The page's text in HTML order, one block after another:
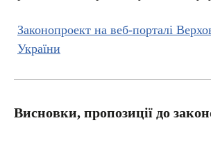
Законопроект на веб-порталі
України
Висновки, пропозиції до